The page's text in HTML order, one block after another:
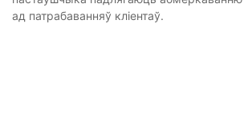
ад патрабаванняў кліентаў.